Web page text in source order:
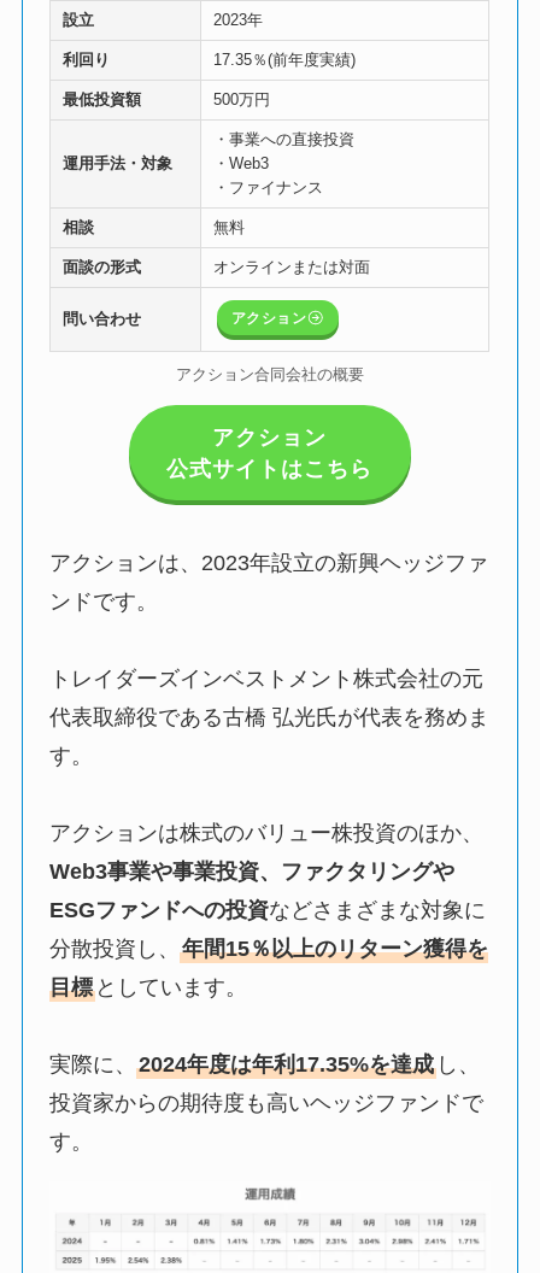
設立 2023年
利回り 17.35％(前年度実績)
最低投資額 500万円
運用手法・対象
・事業への直接投資
・Web3
・ファイナンス
相談 無料
面談の形式 オンラインまたは対面
問い合わせ アクション
アクション合同会社の概要
アクション
公式サイトはこちら
アクションは、2023年設立の新興ヘッジファ
ンドです。
トレイダーズインベストメント株式会社の元
代表取締役である古橋 弘光氏が代表を務めま
す。
アクションは株式のバリュー株投資のほか、
Web3事業や事業投資、ファクタリングや
ESGファンドへの投資などさまざまな対象に
分散投資し、年間15％以上のリターン獲得を
目標 としています。
実際に、2024年度は年利17.35%を達成 し、
投資家からの期待度も高いヘッジファンドで
す。